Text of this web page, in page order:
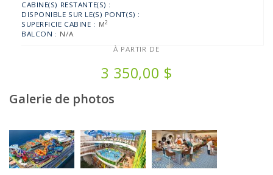
CABINE(S) RESTANTE(S) :
DISPONIBLE SUR LE(S) PONT(S) :
SUPERFICIE CABINE : M2
BALCON : N/A
À PARTIR DE
3 350,00 $
Galerie de photos